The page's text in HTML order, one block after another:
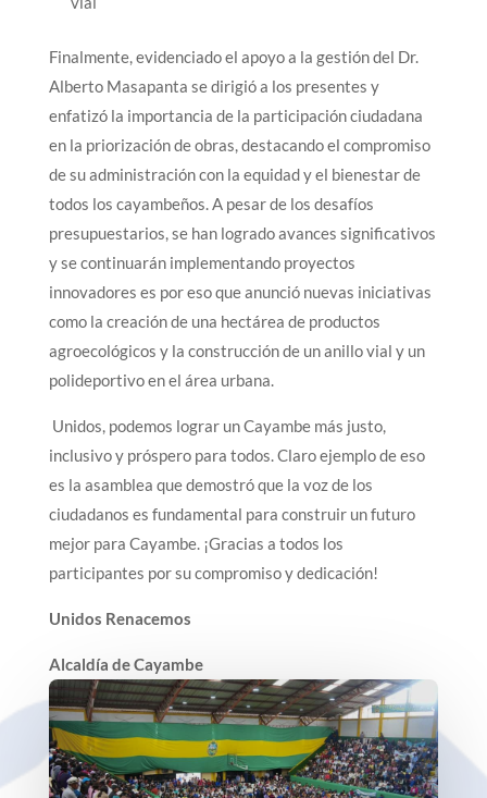
Finalmente, evidenciado el apoyo a la gestión del Dr.
Alberto Masapanta se dirigió a los presentes y
enfatizó la importancia de la participación ciudadana
en la priorización de obras, destacando el compromiso
de su administración con la equidad y el bienestar de
todos los cayambeños. A pesar de los desafíos
presupuestarios, se han logrado avances significativos
y se continuarán implementando proyectos
innovadores es por eso que anunció nuevas iniciativas
como la creación de una hectárea de productos
agroecológicos y la construcción de un anillo vial y un
polideportivo en el área urbana.
Unidos, podemos lograr un Cayambe más justo,
inclusivo y próspero para todos. Claro ejemplo de eso
es la asamblea que demostró que la voz de los
ciudadanos es fundamental para construir un futuro
mejor para Cayambe. ¡Gracias a todos los
participantes por su compromiso y dedicación!
Unidos Renacemos
Alcaldía de Cayambe